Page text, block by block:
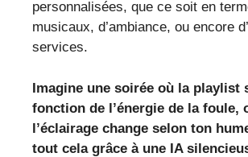
personnalisées, que ce soit en
musicaux, d’ambiance, ou encore
services.
Imagine une soirée où la playlist
fonction de l’énergie de la foule,
l’éclairage change selon ton
tout cela grâce à une IA